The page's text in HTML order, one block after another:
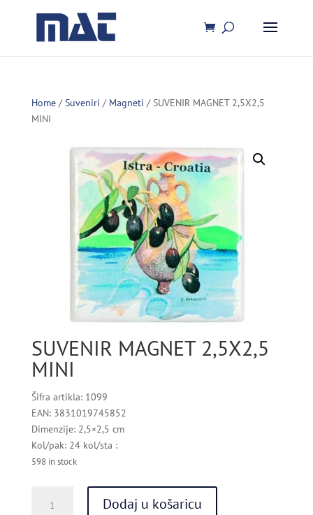
Home/Suveniri / Magneti / SUVENIR MAGNET 2,5X2,5
MINI
SUVENIR MAGNET 2,5X2,5
MINI
Šifra artikla: 1099
EAN: 3831019745852
Dimenzije: 2,5×2,5 cm
Kol/pak: 24 kol/sta :
598 in stock
MAGNET
Dodaj u košaricu